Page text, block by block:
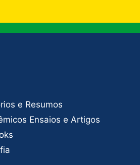
e Resumos
Ensaios e Artigos